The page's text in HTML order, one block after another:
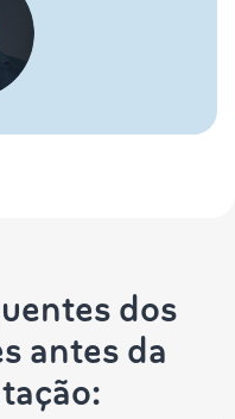
dos
antes da